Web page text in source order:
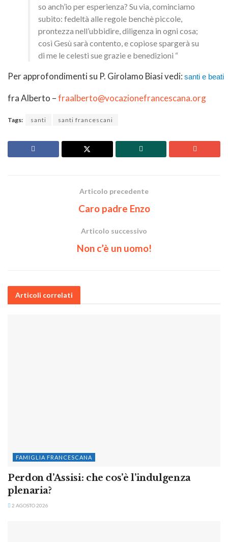
so anch’io per esperienza? Su via, cominciamo
subito: fedeltà alle regole benchè piccole,
prontezza nell’ubbidire, diligenza in ogni cosa;
così Gesù sarà contento, e copiose spargerà su
di me le celesti sue grazie e benedizioni “
Per approfondimenti su P. Girolamo Biasi vedi: santi e beati
fra Alberto –fraalberto@vocazionefrancescana.org
Tags: santi santi francescani
Articolo precedente
Caro padre Enzo
Articolo successivo
Non c’è un uomo!
Articoli correlati
FAMIGLIA FRANCESCANA
Perdon d’Assisi: che cos’è l’indulgenza
plenaria?
2 AGOSTO 2026